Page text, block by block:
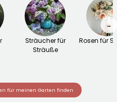
Sträucher für
Sträuße
Rosen für
→
für meinen Garten finden